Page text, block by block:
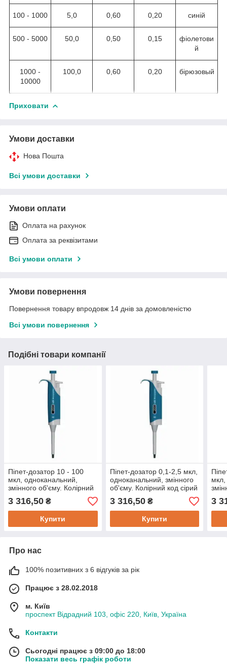
100 - 1000 5,0 0,60 0,20 синій
500 - 5000 50,0 0,50 0,15
фіолетови
й
1000 -
10000
100,0 0,60 0,20 бірюзовый
Приховати
Умови доставки
Нова Пошта
Всі умови доставки
Умови оплати
Оплата на рахунок
Оплата за реквізитами
Всі умови оплати
Умови повернення
Повернення товару впродовж 14 днів за домовленістю
Всі умови повернення
Подібні товари компанії
Піпет-дозатор 10 - 100
мкл, одноканальний,
змінного об'єму. Колірний
код жовтий
3 316,50 ₴
Купити
Піпет-дозатор 0,1-2,5 мкл,
одноканальний, змінного
об'єму. Колірний код сірий
3 316,50₴
Купити
код
3
Про нас
100% позитивних з 6 відгуків за рік
Працює з 28.02.2018
м. Київ
проспект Відрадний 103, офіс 220, Київ, Україна
Контакти
Сьогодні працює з 09:00 до 18:00
Показати весь графік роботи